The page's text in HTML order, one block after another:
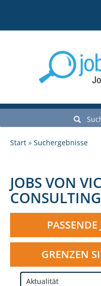
Start
Suchergebnisse
JOBS VON
GRENZEN